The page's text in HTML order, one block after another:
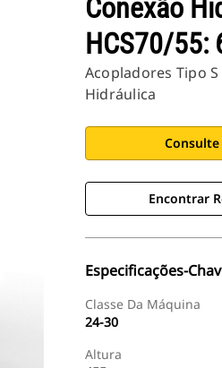
Conexão
HCS70/55:
Acopladores Tipo
Hidráulica
Consulte
Encontrar
Especificações-
Classe Da Máquina
24-30
Altura